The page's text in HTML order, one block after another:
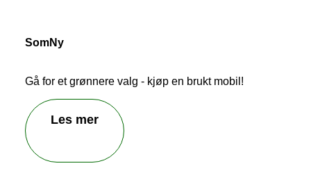
SomNy
Gå for et grønnere valg - kjøp en brukt mobil!
Les mer